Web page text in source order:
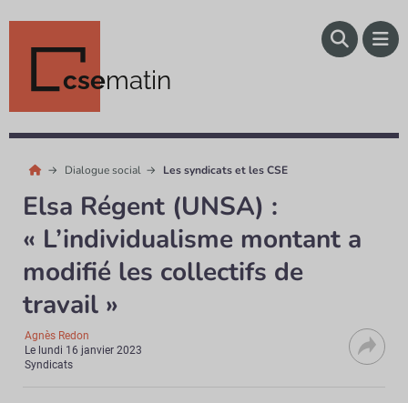
csematin
Dialogue social Les syndicats et les CSE
Elsa Régent (UNSA) :
« L’individualisme montant a
modifié les collectifs de
travail »
Agnès Redon
Le lundi 16 janvier 2023
Syndicats